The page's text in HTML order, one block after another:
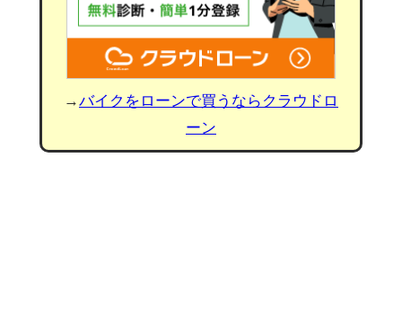
→バイクをローンで買うならクラウドロ
ーン